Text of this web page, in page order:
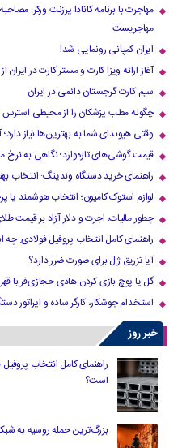
مهاجرت با برنامه کانادا پرزنت ورکر:
مهاجریست
ایران کمپانی رونمایی شد!
آغاز ارائه ویزا کارت و مستر کارت در ایران از
سیم کارت گرجستان دائمی در ایران
چگونه مطب پزشکان را از محیطی استرس
وقتی هیوندای شما به بهترین‌ها نیاز دارد؛
قیمت گوشی‌های تازه‌وارد؛ نگاهی به نرخ
راهنمای خرید دستگاه وندینگ: انتخاب
لوازم استوک کامیون؛ انتخاب هوشمند یا
چطور مالیات، اجرت و دلار آزاد بر قیمت طلای ۲۴ عیار اثر
راهنمای کامل انتخاب پروفیل فولادی:
آیا تزریق ژل برای صورت ضرر دارد​؟
گل یا پوچ بازی کردن هادی حجازی‌فر با
استخدام جوشکار، کارگر ساده و اپراتور
خبر روز
راهنمای کامل انتخاب
است؟
بزرگ‌ترین حمله روسیه به